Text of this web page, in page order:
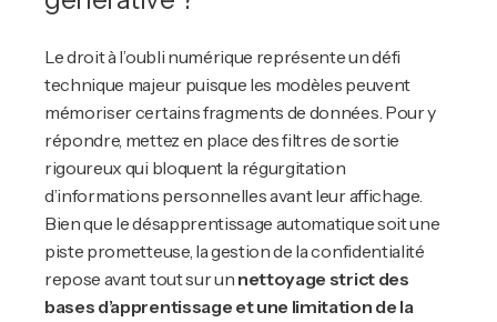
Le droit à l’oubli numérique représente un défi
technique majeur puisque les modèles peuvent
mémoriser certains fragments de données. Pour y
répondre, mettez en place des filtres de sortie
rigoureux qui bloquent la régurgitation
d’informations personnelles avant leur affichage.
Bien que le désapprentissage automatique soit une
piste prometteuse, la gestion de la confidentialité
repose avant tout sur un nettoyage strict des
bases d’apprentissage et une limitation de la